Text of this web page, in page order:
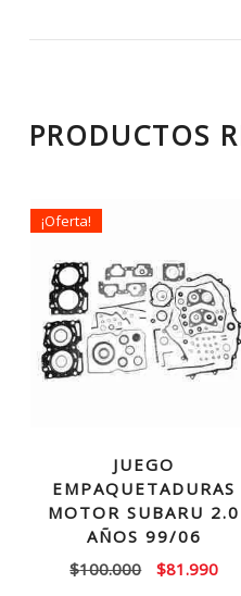
PRODUCTOS
¡Oferta!
JUEGO
EMPAQUETADURAS
MOTOR SUBARU 2.0
AÑOS 99/06
$100.000
El
$81.990El